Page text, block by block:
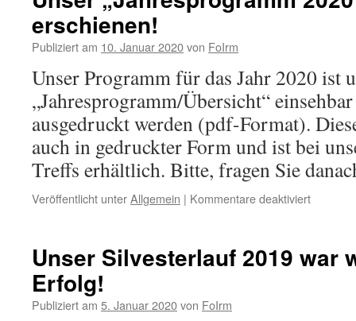
erschienen!
Publiziert am 10. Januar 2020von FoIrm
Unser Programm für das Jahr 2020 ist
„Jahresprogramm/Übersicht“
ausgedruckt werden (pdf-Format).
auch in gedruckter Form und ist bei
Treffs erhältlich. Bitte, fragen Sie
Veröffentlicht unterAllgemein | Kommentare deaktiviertfür
ist
Unser Silvesterlauf 2019 war
Erfolg!
Publiziert am 5. Januar 2020von FoIrm